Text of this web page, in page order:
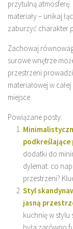
przytulną
materiały – unikaj
zaburzyć charakter
Zachowaj
surowe wnętrze
przestrzeni
materiałowej w
miejsce.
Powiązane posty:
dodatki do
dylemat: co
przestrzeni?
Styl
jasną
kuchnię w stylu
była zarówno